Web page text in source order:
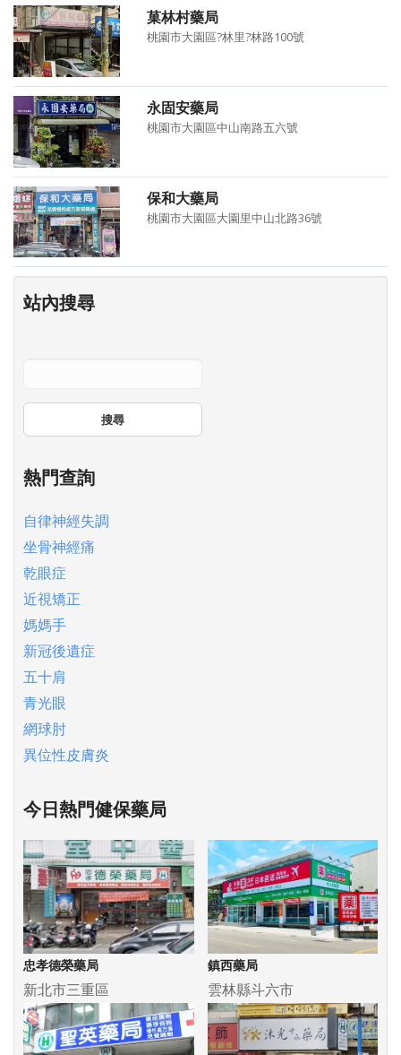
菓林村藥局
桃園市大園區?林里?林路100號
永固安藥局
桃園市大園區中山南路五六號
保和大藥局
桃園市大園區大園里中山北路36號
站內搜尋
搜尋
熱門查詢
自律神經失調
坐骨神經痛
乾眼症
近視矯正
媽媽手
新冠後遺症
五十肩
青光眼
網球肘
異位性皮膚炎
今日熱門健保藥局
忠孝德榮藥局
新北市三重區
鎮西藥局
雲林縣斗六市